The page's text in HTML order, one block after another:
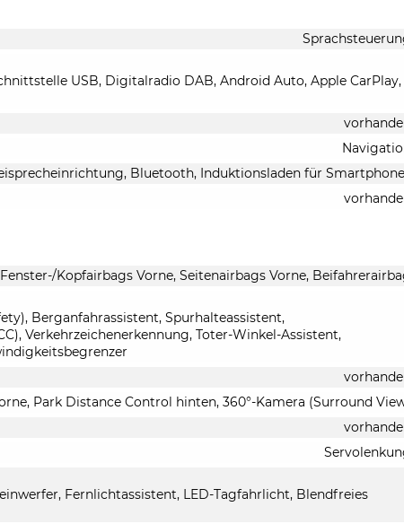
USB, Digitalradio DAB, Android Auto, Apple CarPlay,
Bluetooth, Induktionsladen für
Kopfairbags Vorne, Seitenairbags Vorne,
Berganfahrassistent, Spurhalteassistent,
Verkehrzeichenerkennung, Toter-Winkel-Assistent,
Park Distance Control hinten, 360°-Kamera (Surround
Fernlichtassistent, LED-Tagfahrlicht, Blendfreies